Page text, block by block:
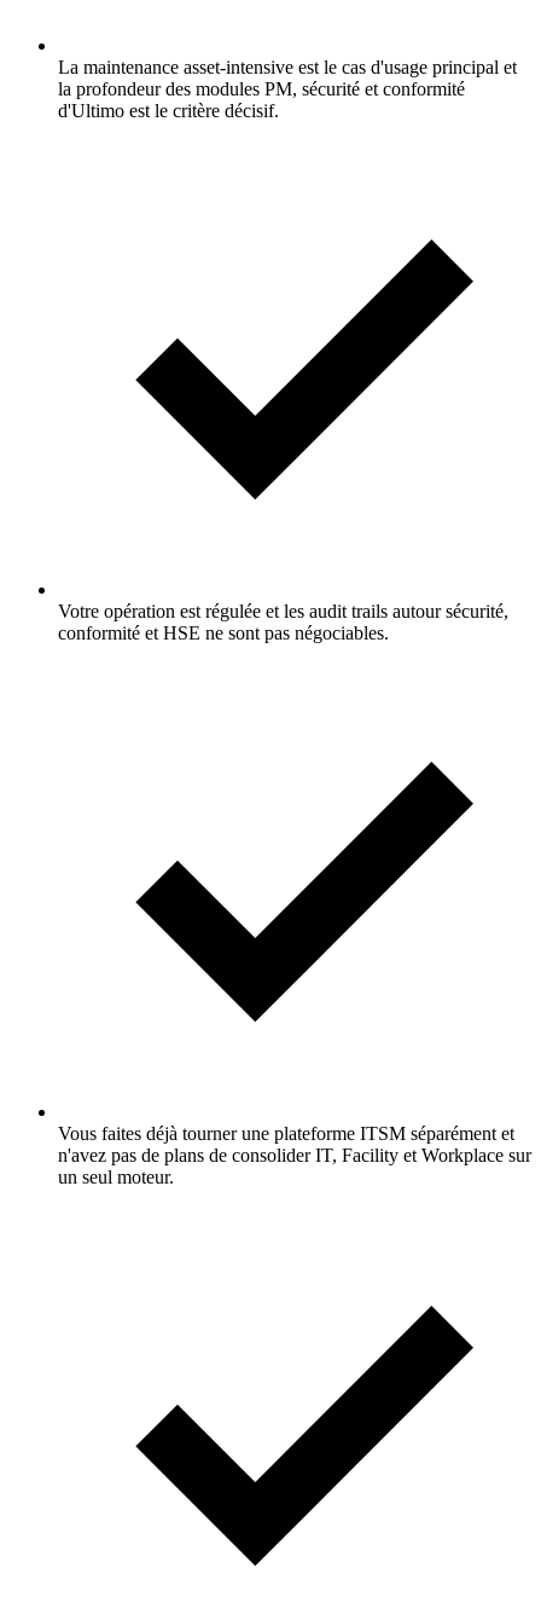
La maintenance asset-intensive est le cas d'usage principal et
la profondeur des modules PM, sécurité et conformité
d'Ultimo est le critère décisif.
Votre opération est régulée et les audit trails autour sécurité,
conformité et HSE ne sont pas négociables.
Vous faites déjà tourner une plateforme ITSM séparément et
n'avez pas de plans de consolider IT, Facility et Workplace sur
un seul moteur.